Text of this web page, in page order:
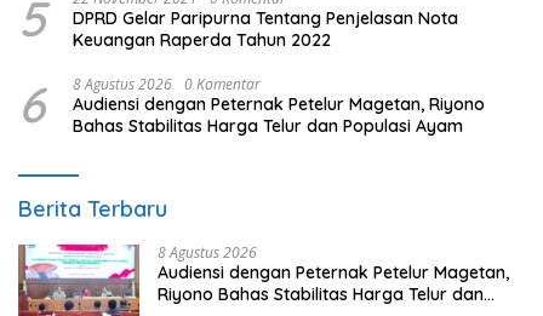
5
DPRD Gelar Paripurna Tentang Penjelasan Nota
Keuangan Raperda Tahun 2022
6 8 Agustus 2026 0 Komentar
Audiensi dengan Peternak Petelur Magetan, Riyono
Bahas Stabilitas Harga Telur dan Populasi Ayam
Berita Terbaru
8 Agustus 2026
Audiensi dengan Peternak Petelur Magetan,
Riyono Bahas Stabilitas Harga Telur dan